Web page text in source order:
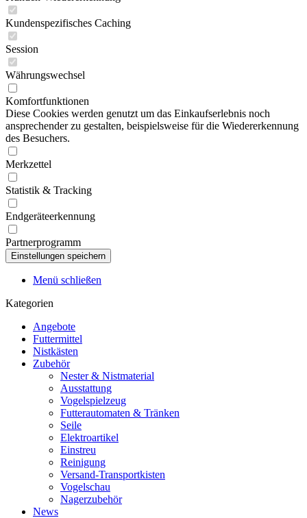
Kundenspezifisches Caching
Session
Währungswechsel
Komfortfunktionen
Diese Cookies werden genutzt um das Einkaufserlebnis noch
ansprechender zu gestalten, beispielsweise für die Wiedererkennung
des Besuchers.
Merkzettel
Statistik & Tracking
Endgeräteerkennung
Partnerprogramm
Menü schließen
Kategorien
Angebote
Futtermittel
Nistkästen
Zubehör
Nester & Nistmaterial
Ausstattung
Vogelspielzeug
Futterautomaten & Tränken
Seile
Elektroartikel
Einstreu
Reinigung
Versand-Transportkisten
Vogelschau
Nagerzubehör
News